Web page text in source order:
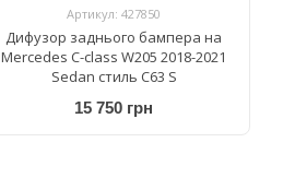
Артикул: 427850
Дифузор заднього бампера на
Mercedes C-class W205 2018-2021
Sedan стиль C63 S
15 750 грн